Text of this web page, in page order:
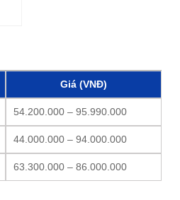
Giá (VNĐ)
54.200.000 – 95.990.000
44.000.000 – 94.000.000
63.300.000 – 86.000.000